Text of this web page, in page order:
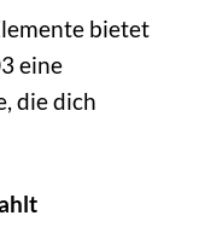
bietet
eine
die dich